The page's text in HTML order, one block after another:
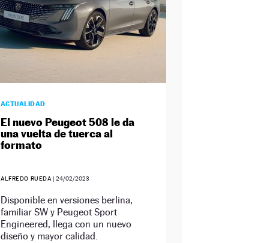
ACTUALIDAD
El nuevo Peugeot 508 le da
una vuelta de tuerca al
formato
ALFREDO RUEDA | 24/02/2023
Disponible en versiones berlina,
familiar SW y Peugeot Sport
Engineered, llega con un nuevo
diseño y mayor calidad.